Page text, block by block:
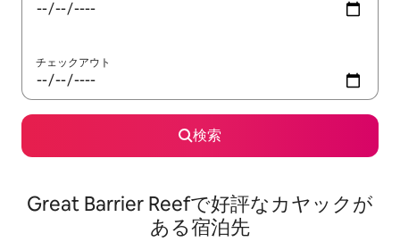
チェックアウト
検索
Great Barrier Reefで好評なカヤックが
ある宿泊先